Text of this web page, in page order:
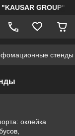
GROUP"
стенды
оклейка